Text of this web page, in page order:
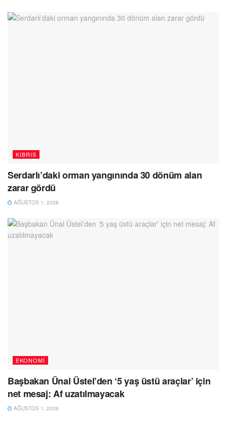
KIBRIS
Serdarlı’daki orman yangınında 30 dönüm alan
zarar gördü
AĞUSTOS 1, 2026
EKONOMI
Başbakan Ünal Üstel’den ‘5 yaş üstü araçlar’ için
net mesaj: Af uzatılmayacak
AĞUSTOS 1, 2026